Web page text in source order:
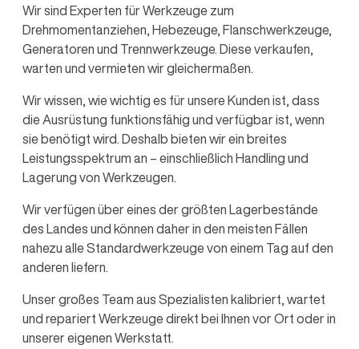
Wir sind Experten für Werkzeuge zum
Drehmomentanziehen, Hebezeuge, Flanschwerkzeuge,
Generatoren und Trennwerkzeuge. Diese verkaufen,
warten und vermieten wir gleichermaßen.
Wir wissen, wie wichtig es für unsere Kunden ist, dass
die Ausrüstung funktionsfähig und verfügbar ist, wenn
sie benötigt wird. Deshalb bieten wir ein breites
Leistungsspektrum an – einschließlich Handling und
Lagerung von Werkzeugen.
Wir verfügen über eines der größten Lagerbestände
des Landes und können daher in den meisten Fällen
nahezu alle Standardwerkzeuge von einem Tag auf den
anderen liefern.
Unser großes Team aus Spezialisten kalibriert, wartet
und repariert Werkzeuge direkt bei Ihnen vor Ort oder in
unserer eigenen Werkstatt.